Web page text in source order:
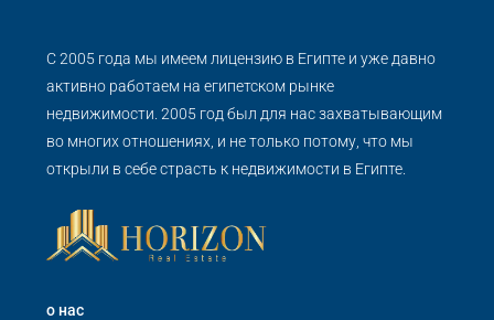
С 2005 года мы имеем лицензию в Египте и уже давно
активно работаем на египетском рынке
недвижимости. 2005 год был для нас захватывающим
во многих отношениях, и не только потому, что мы
открыли в себе страсть к недвижимости в Египте.
о нас